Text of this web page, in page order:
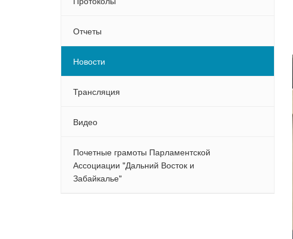
Отчеты
Новости
Трансляция
Видео
Почетные грамоты Парламентской
Ассоциации "Дальний Восток и
Забайкалье"